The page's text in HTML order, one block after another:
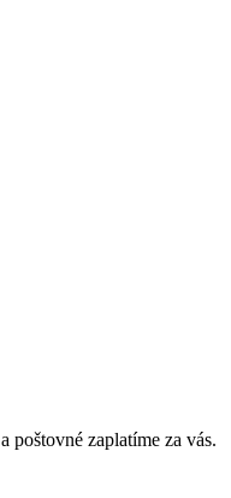
a poštovné zaplatíme za vás.